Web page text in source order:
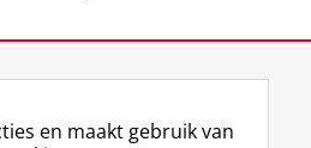
en maakt gebruik van